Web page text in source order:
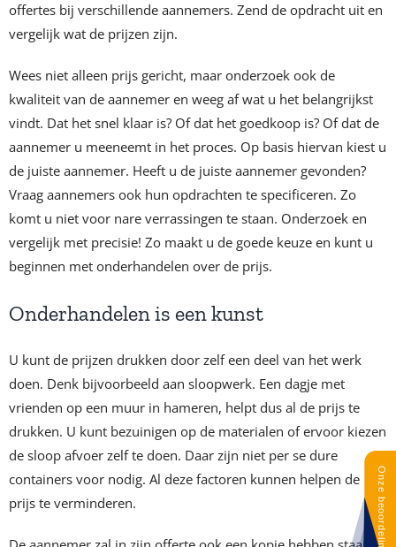
offertes bij verschillende aannemers. Zend de opdracht uit en
vergelijk wat de prijzen zijn.
Wees niet alleen prijs gericht, maar onderzoek ook de
kwaliteit van de aannemer en weeg af wat u het belangrijkst
vindt. Dat het snel klaar is? Of dat het goedkoop is? Of dat de
aannemer u meeneemt in het proces. Op basis hiervan kiest u
de juiste aannemer. Heeft u de juiste aannemer gevonden?
Vraag aannemers ook hun opdrachten te specificeren. Zo
komt u niet voor nare verrassingen te staan. Onderzoek en
vergelijk met precisie! Zo maakt u de goede keuze en kunt u
beginnen met onderhandelen over de prijs.
Onderhandelen is een kunst
U kunt de prijzen drukken door zelf een deel van het werk
doen. Denk bijvoorbeeld aan sloopwerk. Een dagje met
vrienden op een muur in hameren, helpt dus al de prijs te
drukken. U kunt bezuinigen op de materialen of ervoor kiezen
de sloop afvoer zelf te doen. Daar zijn niet per se dure
containers voor nodig. Al deze factoren kunnen helpen de
prijs te verminderen.